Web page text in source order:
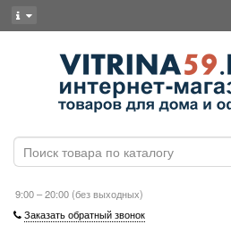
9:00 – 20:00 (без выходных)
Заказать обратный звонок